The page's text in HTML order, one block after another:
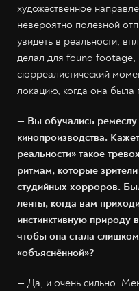
художественное
невероятно полезной
увидеть в реальности,
делал для found footage,
сюрреалистический
локацию, когда она была
— Вы обучались ремеслу
кинопроизводства.
реальности» такое
ритмам, которые
студийных хорроров.
ленты, когда вам
инстинктивную природу
чтобы она стала
«объяснённой»?
— Да, и очень сильно.